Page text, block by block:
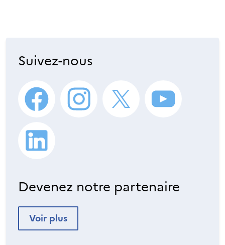
Suivez-nous
Devenez notre partenaire
Voir plus